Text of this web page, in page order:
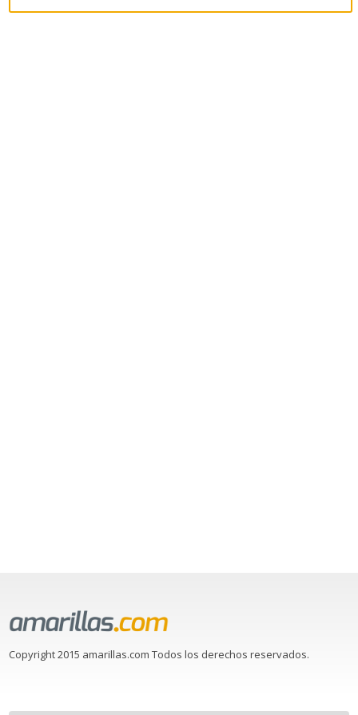
Copyright 2015 amarillas.com Todos los derechos reservados.